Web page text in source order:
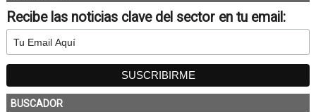
Recibe las noticias clave del sector en tu email:
BUSCADOR